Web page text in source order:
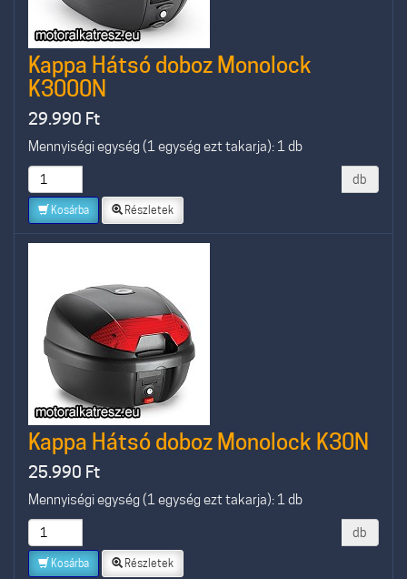
Kappa Hátsó doboz Monolock
K3000N
29.990 Ft
Mennyiségi egység (1 egység ezt takarja): 1 db
db
Kosárba Részletek
Kappa Hátsó doboz Monolock K30N
25.990 Ft
Mennyiségi egység (1 egység ezt takarja): 1 db
db
Kosárba Részletek